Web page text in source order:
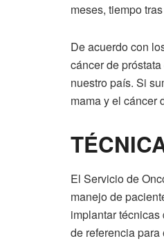
meses, tiempo
De acuerdo con
cáncer de
nuestro país. Si
mama y el cáncer
El Servicio de
manejo de
implantar
de referencia